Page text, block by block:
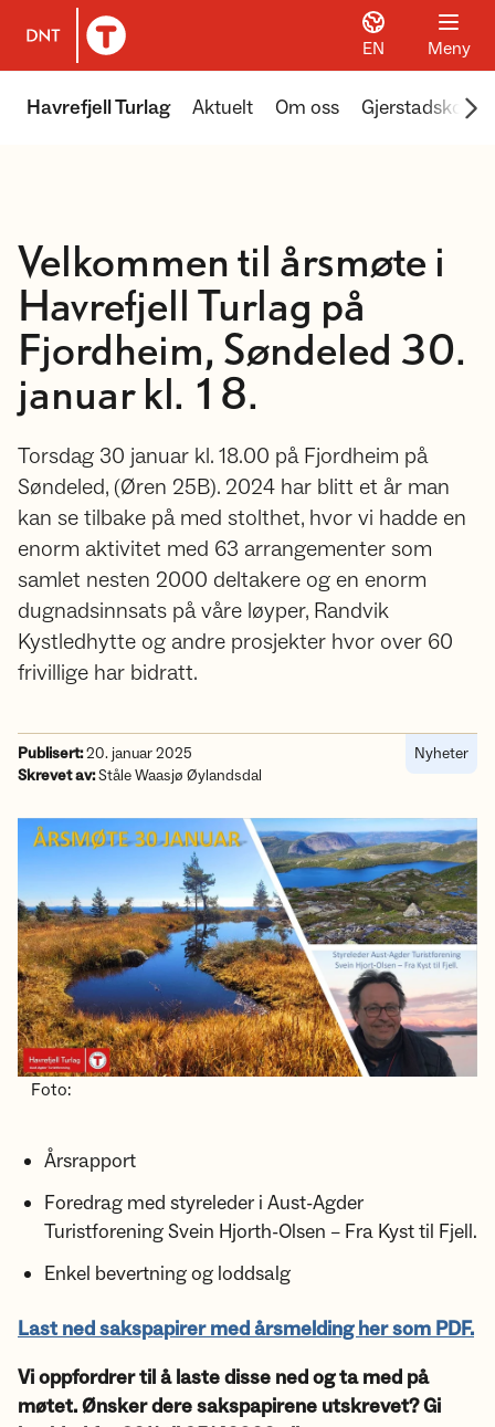
Til DNT.no forside
EN Meny
Havrefjell Turlag Aktuelt Om oss
Velkommen til årsmøte i
Havrefjell Turlag på
Fjordheim, Søndeled 30.
januar kl. 18.
Torsdag 30 januar kl. 18.00 på Fjordheim på
Søndeled, (Øren 25B). 2024 har blitt et år man
kan se tilbake på med stolthet, hvor vi hadde en
enorm aktivitet med 63 arrangementer som
samlet nesten 2000 deltakere og en enorm
dugnadsinnsats på våre løyper, Randvik
Kystledhytte og andre prosjekter hvor over 60
frivillige har bidratt.
Publisert:20. januar 2025
Skrevet av:Ståle Waasjø Øylandsdal
Nyheter
Foto:
Årsrapport
Foredrag med styreleder i Aust-Agder
Turistforening Svein Hjorth-Olsen – Fra Kyst til Fjell.
Enkel bevertning og loddsalg
Last ned sakspapirer med årsmelding her som PDF.
Vi oppfordrer til å laste disse ned og ta med på
møtet. Ønsker dere sakspapirene utskrevet? Gi